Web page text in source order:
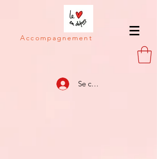
Accompagnement
Se connecter